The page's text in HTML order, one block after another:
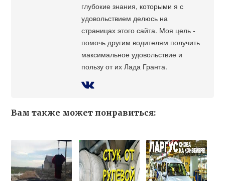
глубокие знания, которыми я с
удовольствием делюсь на
страницах этого сайта. Моя цель -
помочь другим водителям получить
максимальное удовольствие и
пользу от их Лада Гранта.
Вам также может понравиться: